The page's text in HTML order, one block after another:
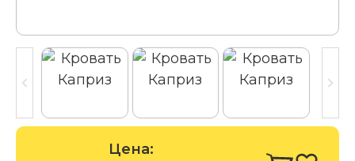
Цена: